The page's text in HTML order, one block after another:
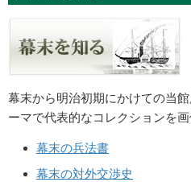
幕末から明治初期にかけての当
ーマで代表的なコレクションを画
幕末の兵法書
幕末の対外交渉史